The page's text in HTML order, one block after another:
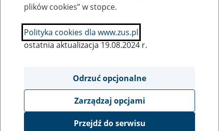
SZUKAJ
Ukryj wszystkie pozycje bazy
plików cookies” w stopce.
Polityka cookies dla www.zus.pl
ostatnia aktualizacja 19.08.2024 r.
Odrzuć opcjonalne
Zarządzaj opcjami
Przejdź do serwisu